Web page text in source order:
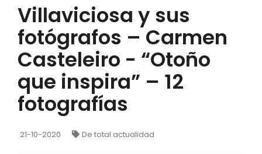
Villaviciosa y sus
fotógrafos – Carmen
Casteleiro - “Otoño
que inspira” – 12
fotografías
21-10-2020 De total actualidad